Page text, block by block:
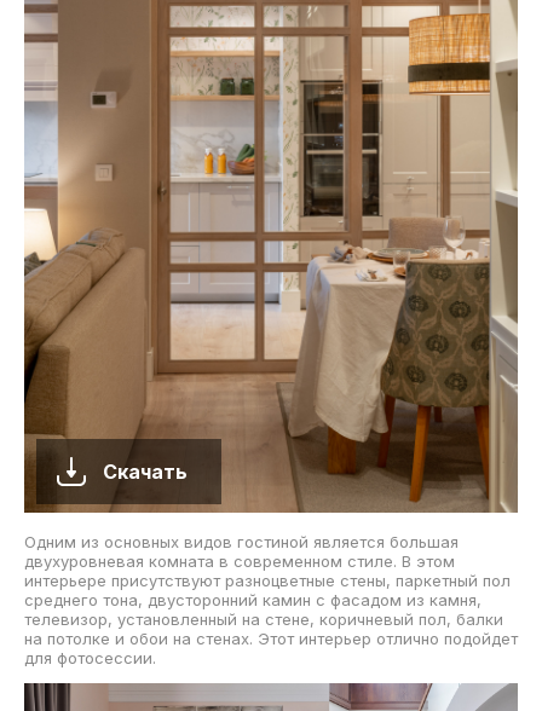
Скачать
Одним из основных видов гостиной является большая
двухуровневая комната в современном стиле. В этом
интерьере присутствуют разноцветные стены, паркетный пол
среднего тона, двусторонний камин с фасадом из камня,
телевизор, установленный на стене, коричневый пол, балки
на потолке и обои на стенах. Этот интерьер отлично подойдет
для фотосессии.